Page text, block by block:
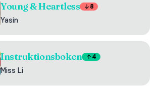
Young & Heartless 8
Yasin
Instruktionsboken 4
Miss Li